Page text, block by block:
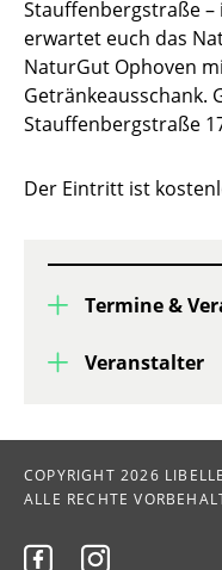
Stauffenbergstraße –
erwartet euch das
NaturGut Ophoven
Getränkeausschank.
Stauffenbergstraße
Der Eintritt ist
Termine &
Veranstalter
COPYRIGHT 2026
ALLE RECHTE
 